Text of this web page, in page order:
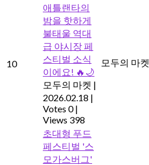
10
애틀랜타의
밤을 핫하게
불태울 역대
급 야시장 페
스티벌 소식
이에요! 🔥🌙
모두의 마켓 |
2026.02.18 |
Votes 0 |
Views 398
모두의 마켓
초대형 푸드
페스티벌 '스
모가스버그'